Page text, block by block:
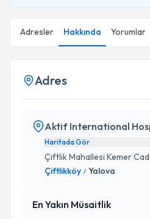
Adresler Hakkında Yorumlar
Adres
Aktif International
Haritada Gör
Çiftlik Mahallesi Kemer
Çiftlikköy / Yalova
En Yakın Müsaitlik